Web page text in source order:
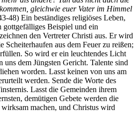
gleichwie euer Vater im Himmel
48) Ein beständiges religiöses Leben,
gottgefälliges Beispiel und ein
den Vertreter Christi aus. Er wird
Scheiterhaufen aus dem Feuer zu reißen;
So wird er ein leuchtendes Licht
uns dem Jüngsten Gericht. Talente sind
worden. Lasst keinen von uns am
werden. Sende die Worte des
Lasst die Gemeinden ihrem
demütigen Gebete werden die
machen, und Christus wird